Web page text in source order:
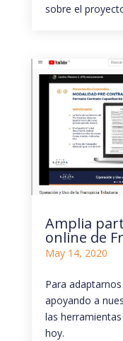
sobre el
Amplia
online de
May 14, 2020
Para
apoyando a
las
hoy.